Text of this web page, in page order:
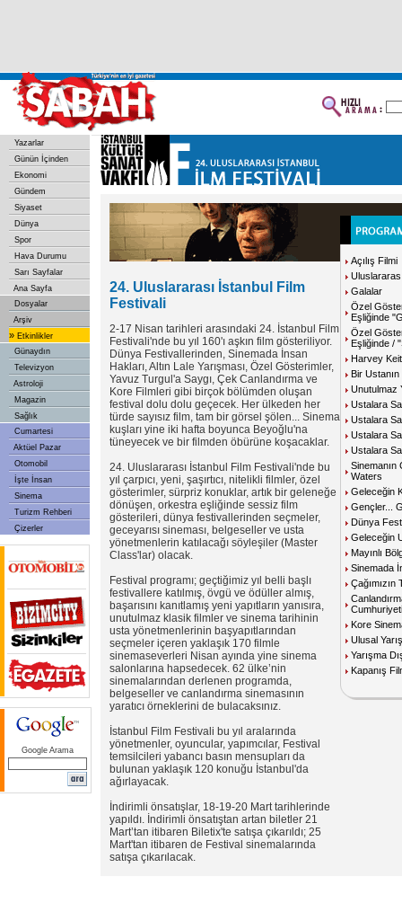
Yazarlar
Günün İçinden
Ekonomi
Gündem
Siyaset
Dünya
Spor
Hava Durumu
Sarı Sayfalar
Ana Sayfa
Dosyalar
Arşiv
» Etkinlikler
Günaydın
Televizyon
Astroloji
Magazin
Sağlık
Cumartesi
Aktüel Pazar
Otomobil
İşte İnsan
Sinema
Turizm Rehberi
Çizerler
Google Arama
Açılış Filmi
Galalar
Özel
Eşliğinde
Özel
Eşliğinde /
Harvey
Bir
Unutulmaz
Ustalara
Ustalara
Ustalara
Ustalara
Sinemanın
Waters
Geleceğin
Gençler...
Dünya
Geleceğin
Mayınlı
Sinemada
Çağımızın
Cumhuriyeti
Kore
Ulusal
Yarışma
Kapanış
24. Uluslararası İstanbul Film
Festivali
2-17 Nisan tarihleri arasındaki 24. İstanbul Film
Festivali'nde bu yıl 160'ı aşkın film gösteriliyor.
Dünya Festivallerinden, Sinemada İnsan
Hakları, Altın Lale Yarışması, Özel Gösterimler,
Yavuz Turgul'a Saygı, Çek Canlandırma ve
Kore Filmleri gibi birçok bölümden oluşan
festival dolu dolu geçecek. Her ülkeden her
türde sayısız film, tam bir görsel şölen... Sinema
kuşları yine iki hafta boyunca Beyoğlu'na
tüneyecek ve bir filmden öbürüne koşacaklar.
24. Uluslararası İstanbul Film Festivali'nde bu
yıl çarpıcı, yeni, şaşırtıcı, nitelikli filmler, özel
gösterimler, sürpriz konuklar, artık bir geleneğe
dönüşen, orkestra eşliğinde sessiz film
gösterileri, dünya festivallerinden seçmeler,
geceyarısı sineması, belgeseller ve usta
yönetmenlerin katılacağı söyleşiler (Master
Class'lar) olacak.
Festival programı; geçtiğimiz yıl belli başlı
festivallere katılmış, övgü ve ödüller almış,
başarısını kanıtlamış yeni yapıtların yanısıra,
unutulmaz klasik filmler ve sinema tarihinin
usta yönetmenlerinin başyapıtlarından
seçmeler içeren yaklaşık 170 filmle
sinemaseverleri Nisan ayında yine sinema
salonlarına hapsedecek. 62 ülke’nin
sinemalarından derlenen programda,
belgeseller ve canlandırma sinemasının
yaratıcı örneklerini de bulacaksınız.
İstanbul Film Festivali bu yıl aralarında
yönetmenler, oyuncular, yapımcılar, Festival
temsilcileri yabancı basın mensupları da
bulunan yaklaşık 120 konuğu İstanbul'da
ağırlayacak.
İndirimli önsatışlar, 18-19-20 Mart tarihlerinde
yapıldı. İndirimli önsatıştan artan biletler 21
Mart’tan itibaren Biletix'te satışa çıkarıldı; 25
Mart'tan itibaren de Festival sinemalarında
satışa çıkarılacak.